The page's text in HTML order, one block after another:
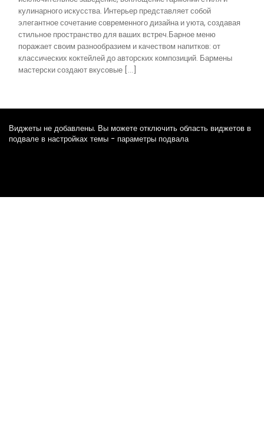
кулинарного искусства. Интерьер представляет собой
элегантное сочетание современного дизайна и уюта, создавая
стильное пространство для ваших встреч.Барное меню
поражает своим разнообразием и качеством напитков: от
классических коктейлей до авторских композиций. Бармены
мастерски создают вкусовые […]
Виджеты не добавлены. Вы можете отключить область виджетов в
подвале в настройках темы - параметры подвала